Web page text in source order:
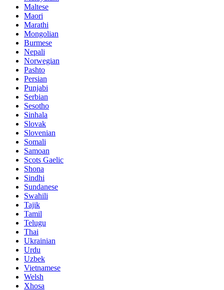
Maltese
Maori
Marathi
Mongolian
Burmese
Nepali
Norwegian
Pashto
Persian
Punjabi
Serbian
Sesotho
Sinhala
Slovak
Slovenian
Somali
Samoan
Scots Gaelic
Shona
Sindhi
Sundanese
Swahili
Tajik
Tamil
Telugu
Thai
Ukrainian
Urdu
Uzbek
Vietnamese
Welsh
Xhosa